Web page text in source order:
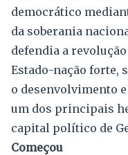
democrático
da soberania
defendia a
Estado-nação forte,
o desenvolvimento
um dos principais
capital político de
Começou